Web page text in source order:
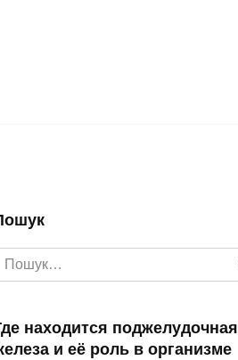
Search
находится поджелудочная
и её роль в организме